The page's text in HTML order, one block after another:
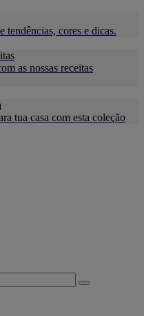
cores e dicas.
as nossas receitas
tua casa com esta coleção